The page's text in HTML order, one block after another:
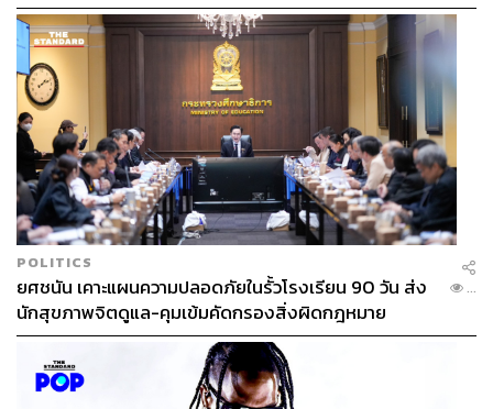
POLITICS
ยศชนัน เคาะแผนความปลอดภัยในรั้วโรงเรียน 90 วัน ส่ง
นักสุขภาพจิตดูแล-คุมเข้มคัดกรองสิ่งผิดกฎหมาย
...